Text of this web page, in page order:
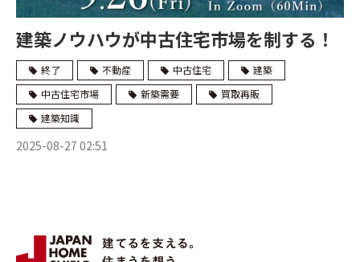
建築ノウハウが中古住宅市場を制する！
終了 不動産 中古住宅
建築
中古住宅市場
新築需要
買取再販
建築知識
2025-08-27 02:51